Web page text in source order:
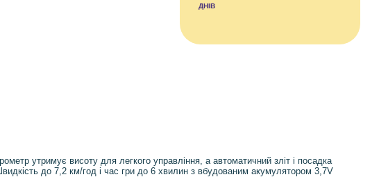
ДНІВ
утримує висоту для легкого управління, а автоматичний зліт і посадка
до 7,2 км/год і час гри до 6 хвилин з вбудованим акумулятором 3,7V